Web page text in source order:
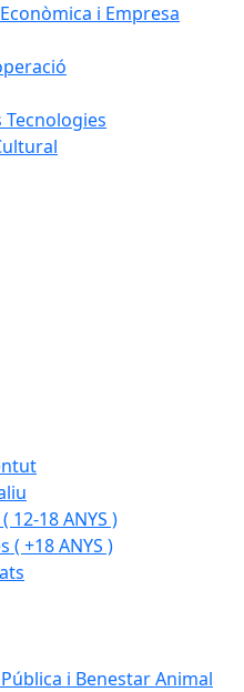
i Empresa
Tecnologies
12-18 ANYS )
( +18 ANYS )
i Benestar Animal